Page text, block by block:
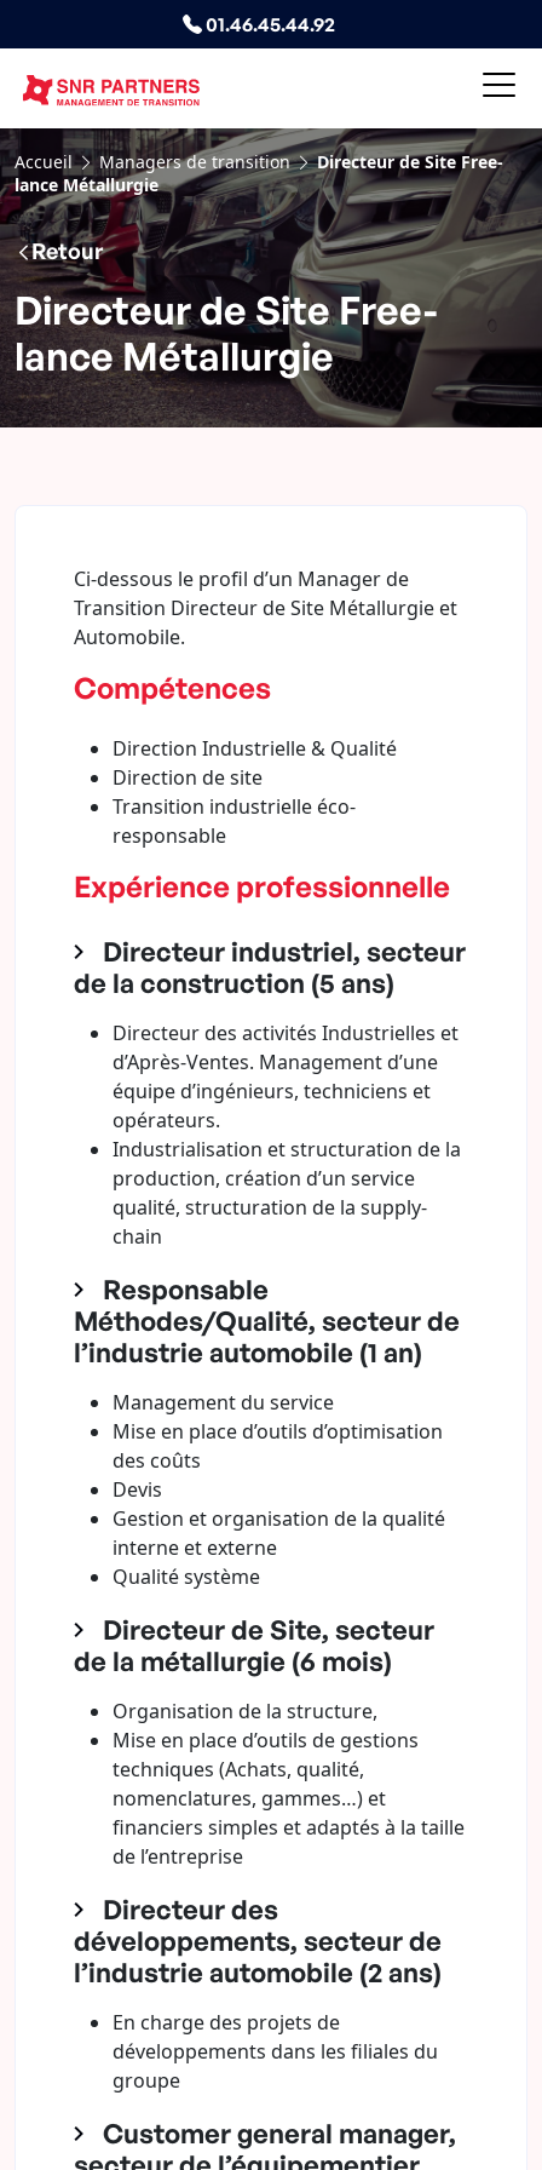
01.46.45.44.92
Accueil Managers de transition
Directeur de Site Free-
lance Métallurgie
Retour
Directeur de Site Free-
lance Métallurgie
Ci-dessous le profil d’un Manager de
Transition Directeur de Site Métallurgie et
Automobile.
Compétences
Direction Industrielle & Qualité
Direction de site
Transition industrielle éco-
responsable
Expérience professionnelle
Directeur industriel, secteur
de la construction (5 ans)
Directeur des activités Industrielles et
d’Après-Ventes. Management d’une
équipe d’ingénieurs, techniciens et
opérateurs.
Industrialisation et structuration de la
production, création d’un service
qualité, structuration de la supply-
chain
Responsable
Méthodes/Qualité, secteur de
l’industrie automobile (1 an)
Management du service
Mise en place d’outils d’optimisation
des coûts
Devis
Gestion et organisation de la qualité
interne et externe
Qualité système
Directeur de Site, secteur
de la métallurgie (6 mois)
Organisation de la structure,
Mise en place d’outils de gestions
techniques (Achats, qualité,
nomenclatures, gammes…) et
financiers simples et adaptés à la taille
de l’entreprise
Directeur des
développements, secteur de
l’industrie automobile (2 ans)
En charge des projets de
développements dans les filiales du
groupe
Customer general manager,